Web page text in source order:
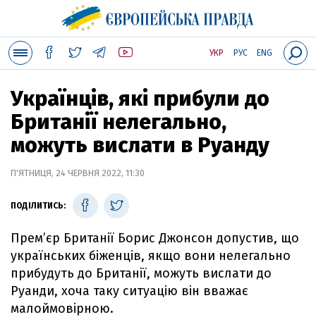
УКР РУС ENG
Українців, які прибули до
Британії нелегально,
можуть вислати в Руанду
П'ЯТНИЦЯ, 24 ЧЕРВНЯ 2022, 11:30
ПОДІЛИТИСЬ:
Прем’єр Британії Борис Джонсон допустив, що
українських біженців, якщо вони нелегально
прибудуть до Британії, можуть вислати до
Руанди, хоча таку ситуацію він вважає
малоймовірною.